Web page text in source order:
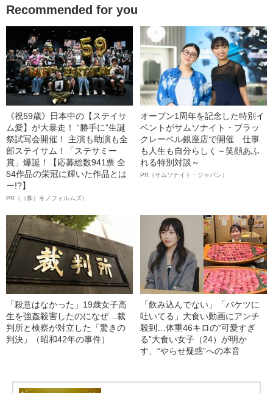
Recommended for you
《祝59歳》日本中の【ステイサ
ム愛】が大暴走！ “勝手に”生誕
祭試写会開催！ 主演も助演も全
部ステイサム！「ステサミー
賞」爆誕！【応募総数941票 全
54作品の栄冠に輝いた作品とは
ー!?】
PR（（株）キノフィルムズ）
オープン1周年を記念した特別イ
ベントがサムソナイト・ブラッ
クレーベル銀座店で開催 仕事
も人生も自分らしく～笑顔あふ
れる特別対談～
PR（サムソナイト・ジャパン）
「殺意はなかった」19歳女子高
生を強姦殺害したのになぜ…裁
判所と検察が対立した「驚きの
判決」（昭和42年の事件）
「飲み込んでない」「バケツに
吐いてる」大食い動画にアンチ
殺到…体重46キロの“可愛すぎ
る”大食い女子（24）が明か
す、“やらせ疑惑”への本音